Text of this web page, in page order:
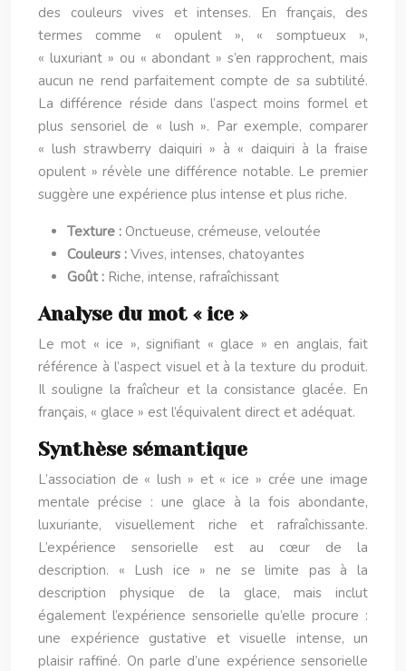
des couleurs vives et intenses. En français, des
termes comme « opulent », « somptueux »,
« luxuriant » ou « abondant » s’en rapprochent, mais
aucun ne rend parfaitement compte de sa subtilité.
La différence réside dans l’aspect moins formel et
plus sensoriel de « lush ». Par exemple, comparer
« lush strawberry daiquiri » à « daiquiri à la fraise
opulent » révèle une différence notable. Le premier
suggère une expérience plus intense et plus riche.
Texture : Onctueuse, crémeuse, veloutée
Couleurs : Vives, intenses, chatoyantes
Goût : Riche, intense, rafraîchissant
Analyse du mot « ice »
Le mot « ice », signifiant « glace » en anglais, fait
référence à l’aspect visuel et à la texture du produit.
Il souligne la fraîcheur et la consistance glacée. En
français, « glace » est l’équivalent direct et adéquat.
Synthèse sémantique
L’association de « lush » et « ice » crée une image
mentale précise : une glace à la fois abondante,
luxuriante, visuellement riche et rafraîchissante.
L’expérience sensorielle est au cœur de la
description. « Lush ice » ne se limite pas à la
description physique de la glace, mais inclut
également l’expérience sensorielle qu’elle procure :
une expérience gustative et visuelle intense, un
plaisir raffiné. On parle d’une expérience sensorielle